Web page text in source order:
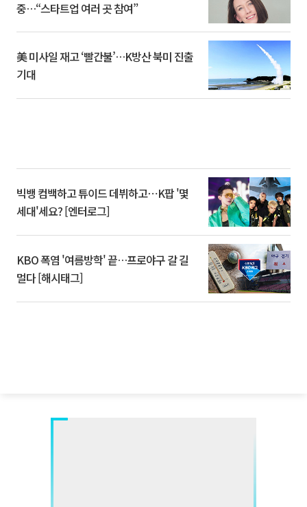
중…“스타트업 여러 곳 참여”
美 미사일 재고 ‘빨간불’…K방산 북미 진출
기대
빅뱅 컴백하고 튜이드 데뷔하고⋯K팝 '몇
세대'세요? [엔터로그]
KBO 폭염 '여름방학' 끝…프로야구 갈 길
멀다 [해시태그]